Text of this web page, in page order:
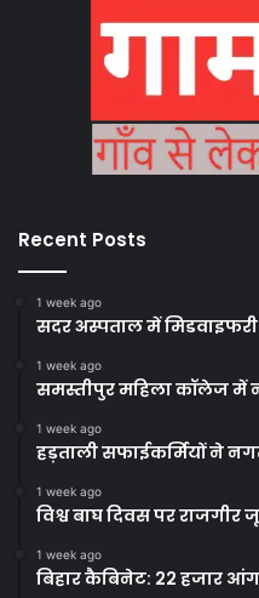
Recent Posts
1 week ago
सदर अस्पताल में मिडवाइफरी
1 week ago
समस्तीपुर महिला कॉलेज में
1 week ago
हड़ताली सफाईकर्मियों ने
1 week ago
विश्व बाघ दिवस पर
1 week ago
बिहार कैबिनेट: 22 हजार